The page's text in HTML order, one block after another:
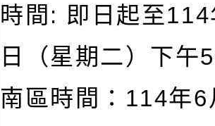
時間: 即日起至
日（星期二）下午
南區時間：114年